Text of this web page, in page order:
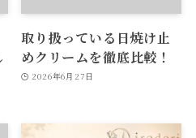
取り扱っている日焼け止
めクリームを徹底比較！
2026年6月27日